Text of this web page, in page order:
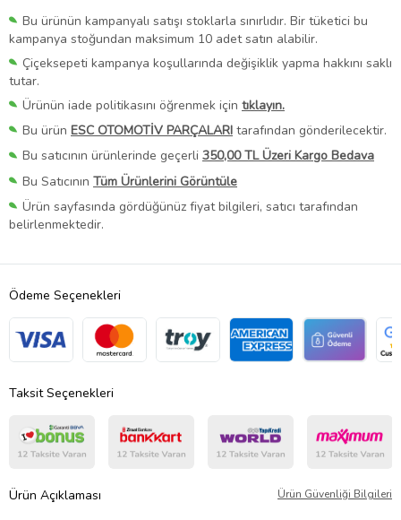
Bu ürünün kampanyalı satışı stoklarla sınırlıdır. Bir tüketici bu
kampanya stoğundan maksimum 10 adet satın alabilir.
Çiçeksepeti kampanya koşullarında değişiklik yapma hakkını saklı
tutar.
Ürünün iade politikasını öğrenmek için tıklayın.
Bu ürün ESC OTOMOTİV PARÇALARI tarafından gönderilecektir.
Bu satıcının ürünlerinde geçerli 350,00 TL Üzeri Kargo Bedava
Bu Satıcının Tüm Ürünlerini Görüntüle
Ürün sayfasında gördüğünüz fiyat bilgileri, satıcı tarafından
belirlenmektedir.
Ödeme Seçenekleri
Taksit Seçenekleri
Ürün Açıklaması Ürün Güvenliği Bilgileri